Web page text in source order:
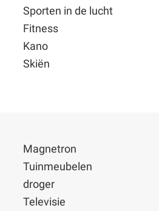
Sporten in de lucht
Fitness
Kano
Skiën
Magnetron
Tuinmeubelen
droger
Televisie